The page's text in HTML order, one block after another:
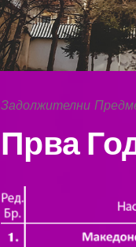
Задолжителни
Прва